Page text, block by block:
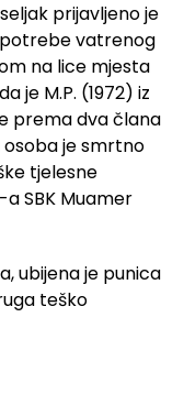
prijavljeno je
vatrenog
na lice mjesta
je M.P. (1972) iz
prema dva člana
osoba je smrtno
tjelesne
SBK Muamer
ubijena je punica
teško